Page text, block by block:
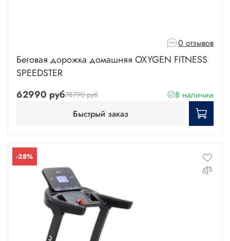
0 отзывов
Беговая дорожка домашняя OXYGEN FITNESS
SPEEDSTER
62990 руб78790 руб
В наличии
Быстрый заказ
-28%